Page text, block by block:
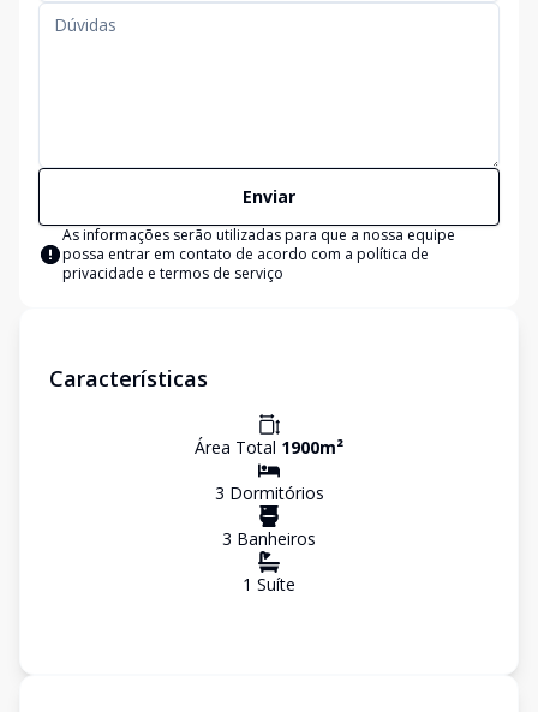
Enviar
As informações serão utilizadas para que a nossa equipe
possa entrar em contato de acordo com a política de
privacidade e termos de serviço
Características
Área Total 1900m²
3 Dormitórios
3 Banheiros
1 Suíte